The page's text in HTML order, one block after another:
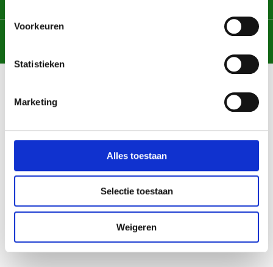
Voorkeuren
Statistieken
Marketing
Alles toestaan
Selectie toestaan
Weigeren
Contact
25
0591-571 080
Ma t/m vr